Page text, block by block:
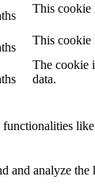
This cookie
This cookie
The cookie
data.
and analyze